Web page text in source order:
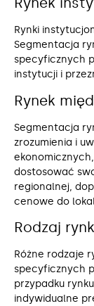
Rynki
Segmentacja
specyficznych
instytucji i
Rynek
Segmentacja
zrozumienia i
dostosować
regionalnej,
cenowe do
Rodzaj
Różne rodzaje
specyficznych
przypadku
indywidualne